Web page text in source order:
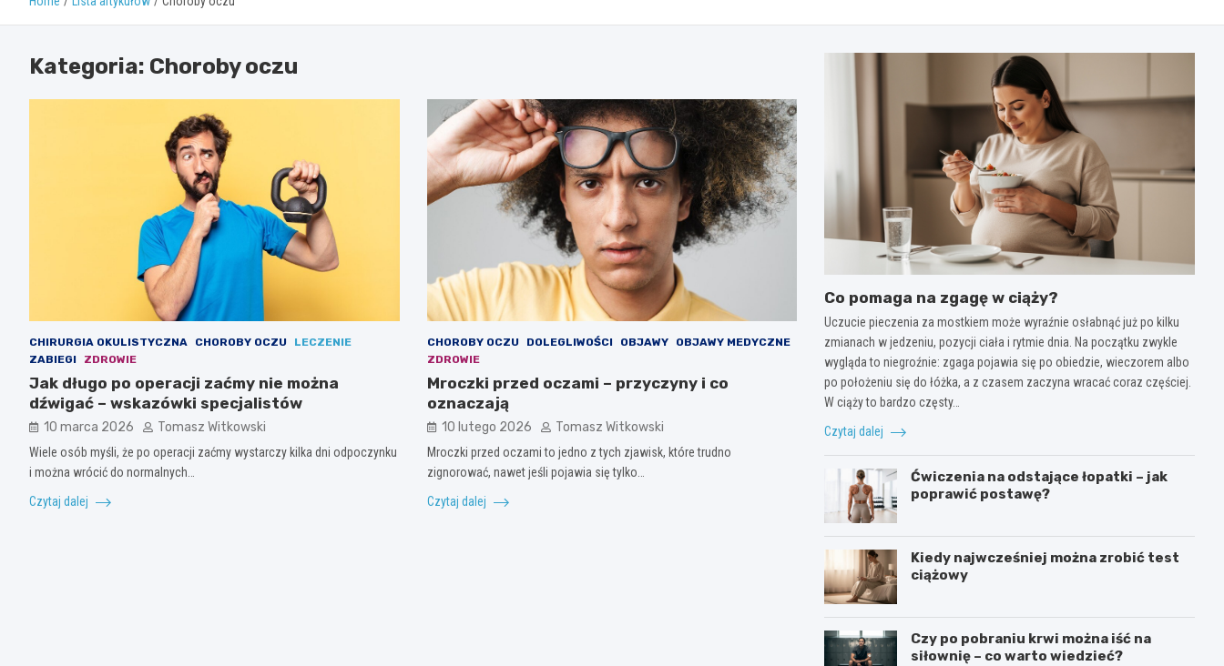
Kategoria: Choroby oczu
CHIRURGIA OKULISTYCZNA CHOROBY OCZU
LECZENIE
ZABIEGI
ZDROWIE
Jak długo po operacji zaćmy nie można
dźwigać – wskazówki specjalistów
10 marca 2026 Tomasz Witkowski
Wiele osób myśli, że po operacji zaćmy wystarczy kilka dni odpoczynku
i można wrócić do normalnych…
Czytaj dalej
CHOROBY OCZU DOLEGLIWOŚCI OBJAWY
OBJAWY MEDYCZNE
ZDROWIE
Mroczki przed oczami – przyczyny i co
oznaczają
10 lutego 2026 Tomasz Witkowski
Mroczki przed oczami to jedno z tych zjawisk, które trudno
zignorować, nawet jeśli pojawia się tylko…
Czytaj dalej
Co pomaga na zgagę w ciąży?
Uczucie pieczenia za mostkiem może wyraźnie osłabnąć już po kilku
zmianach w jedzeniu, pozycji ciała i rytmie dnia. Na początku zwykle
wygląda to niegroźnie: zgaga pojawia się po obiedzie, wieczorem albo
po położeniu się do łóżka, a z czasem zaczyna wracać coraz częściej.
W ciąży to bardzo częsty…
Czytaj dalej
Ćwiczenia na odstające łopatki – jak
poprawić postawę?
Kiedy najwcześniej można zrobić test
ciążowy
Czy po pobraniu krwi można iść na
siłownię – co warto wiedzieć?